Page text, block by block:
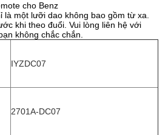
cho Benz
là một lưỡi dao không bao gồm từ xa.
khi theo đuổi. Vui lòng liên hệ với
không chắc chắn.
IYZDC07
2701A-DC07